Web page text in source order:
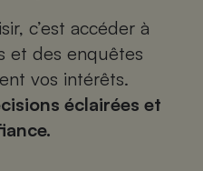
c’est accéder à
et des enquêtes
vos intérêts.
éclairées et